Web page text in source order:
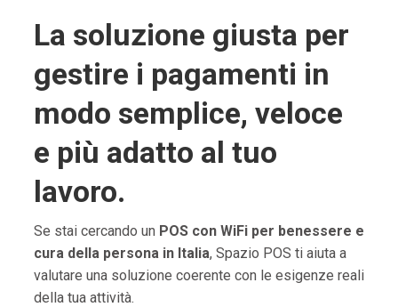
La soluzione giusta per
gestire i pagamenti in
modo semplice, veloce
e più adatto al tuo
lavoro.
Se stai cercando un POS con WiFi per benessere e
cura della persona in Italia, Spazio POS ti aiuta a
valutare una soluzione coerente con le esigenze reali
della tua attività.